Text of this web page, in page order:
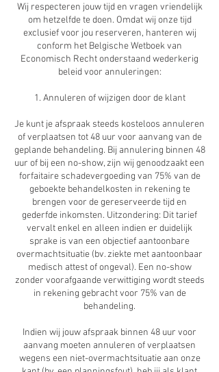
Wij respecteren jouw tijd en vragen vriendelijk
om hetzelfde te doen. Omdat wij onze tijd
exclusief voor jou reserveren, hanteren wij
conform het Belgische Wetboek van
Economisch Recht onderstaand wederkerig
beleid voor annuleringen:
1. Annuleren of wijzigen door de klant
Je kunt je afspraak steeds kosteloos annuleren
of verplaatsen tot 48 uur voor aanvang van de
geplande behandeling. Bij annulering binnen 48
uur of bij een no-show, zijn wij genoodzaakt een
forfaitaire schadevergoeding van 75% van de
geboekte behandelkosten in rekening te
brengen voor de gereserveerde tijd en
gederfde inkomsten. Uitzondering: Dit tarief
vervalt enkel en alleen indien er duidelijk
sprake is van een objectief aantoonbare
overmachtsituatie (bv. ziekte met aantoonbaar
medisch attest of ongeval). Een no-show
zonder voorafgaande verwittiging wordt steeds
in rekening gebracht voor 75% van de
behandeling.
Indien wij jouw afspraak binnen 48 uur voor
aanvang moeten annuleren of verplaatsen
wegens een niet-overmachtsituatie aan onze